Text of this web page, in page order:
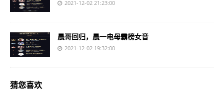
2021-12-02 21:23:00
晨哥回归，晨一电母霸榜女音
2021-12-02 19:32:00
猜您喜欢